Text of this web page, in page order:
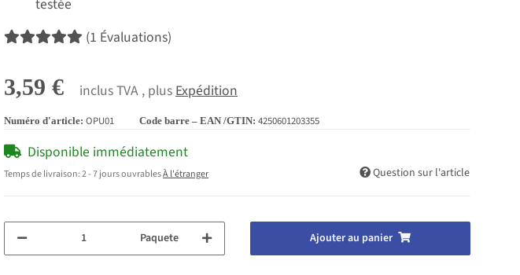
testée
(1 Évaluations)
3,59 € inclus TVA , plus Expédition
Numéro d'article: OPU01 Code barre – EAN /GTIN: 4250601203355
Disponible immédiatement
Temps de livraison:2 - 7 jours ouvrablesÀ l'étranger Question sur l'article
Paquete Ajouter au panier